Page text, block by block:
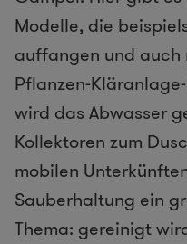
Modelle, die
auffangen und auch
Pflanzen-
wird das Abwasser
Kollektoren zum
mobilen
Sauberhaltung ein
Thema: gereinigt